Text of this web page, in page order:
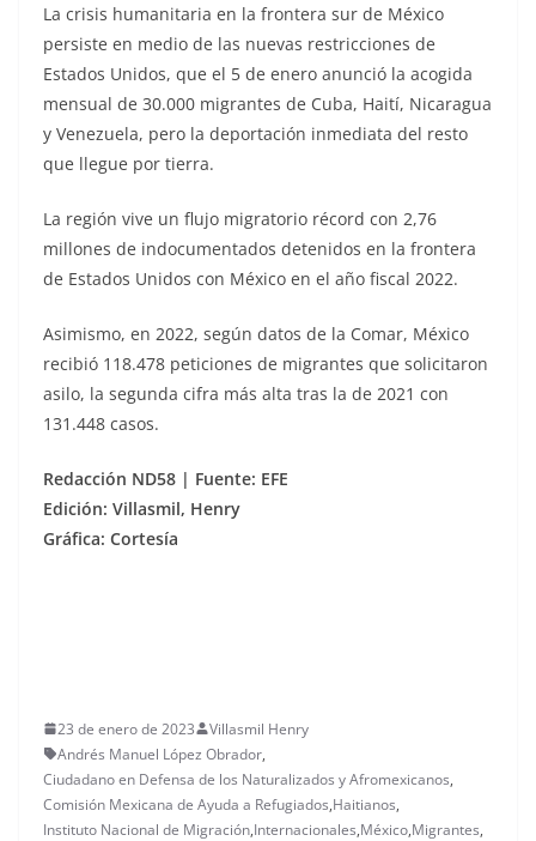
La crisis humanitaria en la frontera sur de México
persiste en medio de las nuevas restricciones de
Estados Unidos, que el 5 de enero anunció la acogida
mensual de 30.000 migrantes de Cuba, Haití, Nicaragua
y Venezuela, pero la deportación inmediata del resto
que llegue por tierra.
La región vive un flujo migratorio récord con 2,76
millones de indocumentados detenidos en la frontera
de Estados Unidos con México en el año fiscal 2022.
Asimismo, en 2022, según datos de la Comar, México
recibió 118.478 peticiones de migrantes que solicitaron
asilo, la segunda cifra más alta tras la de 2021 con
131.448 casos.
Redacción ND58 | Fuente: EFE
Edición: Villasmil, Henry
Gráfica: Cortesía
23 de enero de 2023
Villasmil Henry
Andrés Manuel López Obrador,
Ciudadano en Defensa de los Naturalizados y Afromexicanos,
Comisión Mexicana de Ayuda a Refugiados,Haitianos,
Instituto Nacional de Migración,Internacionales,México,Migrantes,